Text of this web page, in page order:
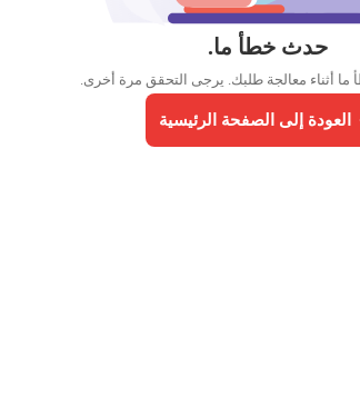
حدث خطأ ما.
ما أثناء معالجة طلبك. يرجى التحقق مرة أخرى.
العودة إلى الصفحة الرئيسية